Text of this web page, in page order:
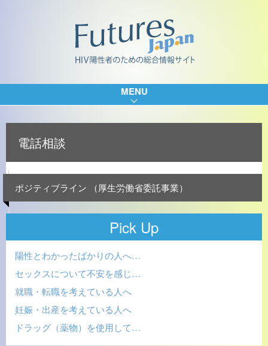
MENU
電話相談
ポジティブライン （厚生労働省委託事業）
Pick Up
陽性とわかったばかりの人へ…
セックスについて不安を感じ…
就職・転職を考えている人へ
妊娠・出産を考えている人へ
ドラッグ（薬物）を使用して…